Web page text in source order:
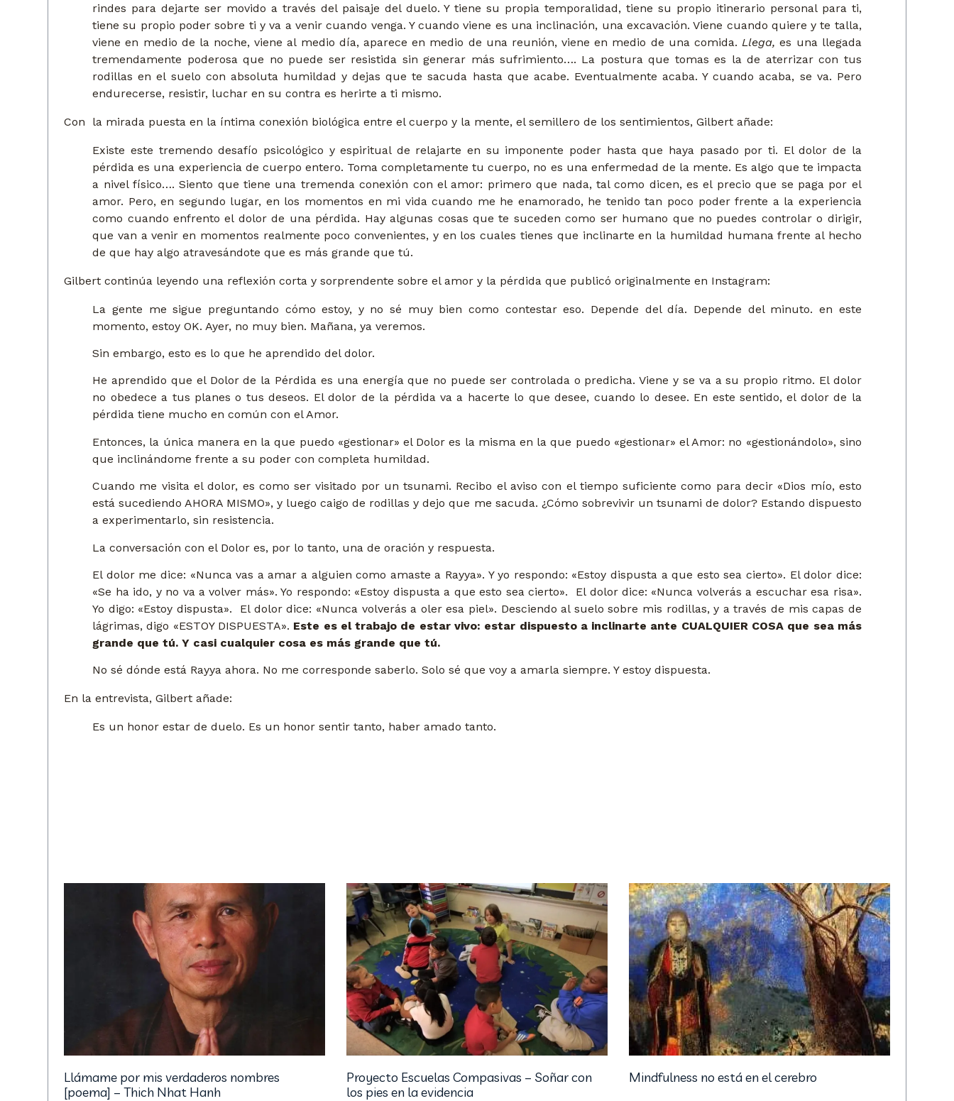
rindes para dejarte ser movido a través del paisaje del duelo. Y tiene su propia temporalidad, tiene su propio itinerario personal para ti,
tiene su propio poder sobre ti y va a venir cuando venga. Y cuando viene es una inclinación, una excavación. Viene cuando quiere y te talla,
viene en medio de la noche, viene al medio día, aparece en medio de una reunión, viene en medio de una comida. Llega,es una llegada
tremendamente poderosa que no puede ser resistida sin generar más sufrimiento…. La postura que tomas es la de aterrizar con tus
rodillas en el suelo con absoluta humildad y dejas que te sacuda hasta que acabe. Eventualmente acaba. Y cuando acaba, se va. Pero
endurecerse, resistir, luchar en su contra es herirte a ti mismo.
Con la mirada puesta en la íntima conexión biológica entre el cuerpo y la mente, el semillero de los sentimientos, Gilbert añade:
Existe este tremendo desafío psicológico y espiritual de relajarte en su imponente poder hasta que haya pasado por ti. El dolor de la
pérdida es una experiencia de cuerpo entero. Toma completamente tu cuerpo, no es una enfermedad de la mente. Es algo que te impacta
a nivel físico…. Siento que tiene una tremenda conexión con el amor: primero que nada, tal como dicen, es el precio que se paga por el
amor. Pero, en segundo lugar, en los momentos en mi vida cuando me he enamorado, he tenido tan poco poder frente a la experiencia
como cuando enfrento el dolor de una pérdida. Hay algunas cosas que te suceden como ser humano que no puedes controlar o dirigir,
que van a venir en momentos realmente poco convenientes, y en los cuales tienes que inclinarte en la humildad humana frente al hecho
de que hay algo atravesándote que es más grande que tú.
Gilbert continúa leyendo una reflexión corta y sorprendente sobre el amor y la pérdida que publicó originalmente en Instagram:
La gente me sigue preguntando cómo estoy, y no sé muy bien como contestar eso. Depende del día. Depende del minuto. en este
momento, estoy OK. Ayer, no muy bien. Mañana, ya veremos.
Sin embargo, esto es lo que he aprendido del dolor.
He aprendido que el Dolor de la Pérdida es una energía que no puede ser controlada o predicha. Viene y se va a su propio ritmo. El dolor
no obedece a tus planes o tus deseos. El dolor de la pérdida va a hacerte lo que desee, cuando lo desee. En este sentido, el dolor de la
pérdida tiene mucho en común con el Amor.
Entonces, la única manera en la que puedo «gestionar» el Dolor es la misma en la que puedo «gestionar» el Amor: no «gestionándolo», sino
que inclinándome frente a su poder con completa humildad.
Cuando me visita el dolor, es como ser visitado por un tsunami. Recibo el aviso con el tiempo suficiente como para decir «Dios mío, esto
está sucediendo AHORA MISMO», y luego caigo de rodillas y dejo que me sacuda. ¿Cómo sobrevivir un tsunami de dolor? Estando dispuesto
a experimentarlo, sin resistencia.
La conversación con el Dolor es, por lo tanto, una de oración y respuesta.
El dolor me dice: «Nunca vas a amar a alguien como amaste a Rayya». Y yo respondo: «Estoy dispusta a que esto sea cierto». El dolor dice:
«Se ha ido, y no va a volver más». Yo respondo: «Estoy dispusta a que esto sea cierto». El dolor dice: «Nunca volverás a escuchar esa risa».
Yo digo: «Estoy dispusta». El dolor dice: «Nunca volverás a oler esa piel». Desciendo al suelo sobre mis rodillas, y a través de mis capas de
lágrimas, digo «ESTOY DISPUESTA». Este es el trabajo de estar vivo: estar dispuesto a inclinarte ante CUALQUIER COSA que sea más
grande que tú. Y casi cualquier cosa es más grande que tú.
No sé dónde está Rayya ahora. No me corresponde saberlo. Solo sé que voy a amarla siempre. Y estoy dispuesta.
En la entrevista, Gilbert añade:
Es un honor estar de duelo. Es un honor sentir tanto, haber amado tanto.
Llámame por mis verdaderos nombres
[poema] – Thich Nhat Hanh
Proyecto Escuelas Compasivas – Soñar con
los pies en la evidencia
Mindfulness no está en el cerebro